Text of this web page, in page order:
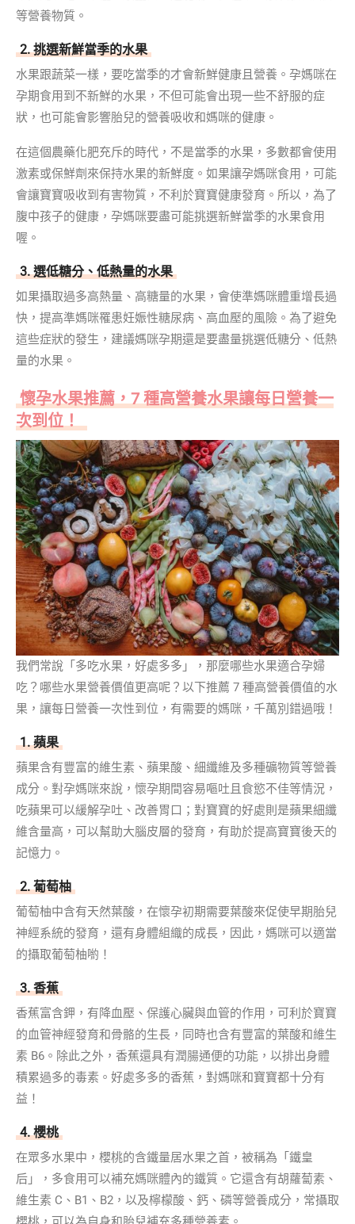
等營養物質。
2. 挑選新鮮當季的水果
水果跟蔬菜一樣，要吃當季的才會新鮮健康且營養。孕媽咪在
孕期食用到不新鮮的水果，不但可能會出現一些不舒服的症
狀，也可能會影響胎兒的營養吸收和媽咪的健康。
在這個農藥化肥充斥的時代，不是當季的水果，多數都會使用
激素或保鮮劑來保持水果的新鮮度。如果讓孕媽咪食用，可能
會讓寶寶吸收到有害物質，不利於寶寶健康發育。所以，為了
腹中孩子的健康，孕媽咪要盡可能挑選新鮮當季的水果食用
喔。
3. 選低糖分、低熱量的水果
如果攝取過多高熱量、高糖量的水果，會使準媽咪體重增長過
快，提高準媽咪罹患妊娠性糖尿病、高血壓的風險。為了避免
這些症狀的發生，建議媽咪孕期還是要盡量挑選低糖分、低熱
量的水果。
懷孕水果推薦，7 種高營養水果讓每日營養一
次到位！
我們常說「多吃水果，好處多多」，那麼哪些水果適合孕婦
吃？哪些水果營養價值更高呢？以下推薦 7 種高營養價值的水
果，讓每日營養一次性到位，有需要的媽咪，千萬別錯過哦！
1. 蘋果
蘋果含有豐富的維生素、蘋果酸、細纖維及多種礦物質等營養
成分。對孕媽咪來說，懷孕期間容易嘔吐且食慾不佳等情況，
吃蘋果可以緩解孕吐、改善胃口；對寶寶的好處則是蘋果細纖
維含量高，可以幫助大腦皮層的發育，有助於提高寶寶後天的
記憶力。
2. 葡萄柚
葡萄柚中含有天然葉酸，在懷孕初期需要葉酸來促使早期胎兒
神經系統的發育，還有身體組織的成長，因此，媽咪可以適當
的攝取葡萄柚喲！
3. 香蕉
香蕉富含鉀，有降血壓、保護心臟與血管的作用，可利於寶寶
的血管神經發育和骨骼的生長，同時也含有豐富的葉酸和維生
素 B6。除此之外，香蕉還具有潤腸通便的功能，以排出身體
積累過多的毒素。好處多多的香蕉，對媽咪和寶寶都十分有
益！
4. 櫻桃
在眾多水果中，櫻桃的含鐵量居水果之首，被稱為「鐵皇
后」，多食用可以補充媽咪體內的鐵質。它還含有胡蘿蔔素、
維生素 C、B1、B2，以及檸檬酸、鈣、磷等營養成分，常攝取